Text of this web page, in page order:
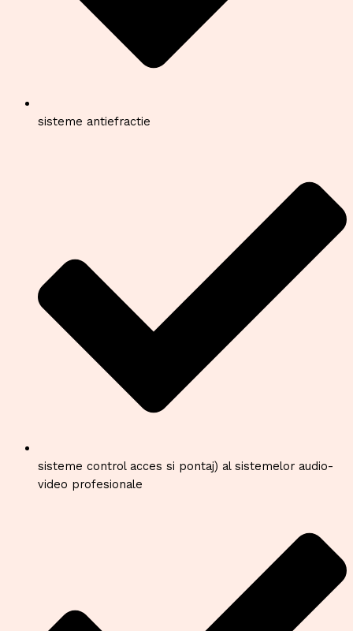
sisteme antiefractie
sisteme control acces si pontaj) al sistemelor audio-
video profesionale